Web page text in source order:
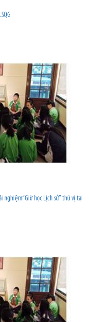
nghiệm“Giờ học Lịch sử” thú vị tại